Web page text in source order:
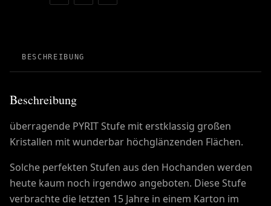
BESCHREIBUNG
Beschreibung
überragende PYRIT Stufe mit erstklassig großen
Kristallen mit wunderbar höchglänzenden Flächen.
Solche perfekten Stufen aus den Hochanden werden
heute kaum noch irgendwo angeboten. Diese Stufe
verbrachte die letzten 15 Jahre in einem Karton im